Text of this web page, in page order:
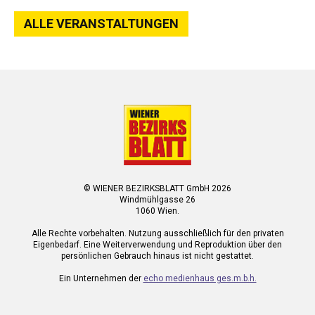
ALLE VERANSTALTUNGEN
© WIENER BEZIRKSBLATT GmbH 2026
Windmühlgasse 26
1060 Wien.
Alle Rechte vorbehalten. Nutzung ausschließlich für den privaten
Eigenbedarf. Eine Weiterverwendung und Reproduktion über den
persönlichen Gebrauch hinaus ist nicht gestattet.
Ein Unternehmen der echo medienhaus ges.m.b.h.